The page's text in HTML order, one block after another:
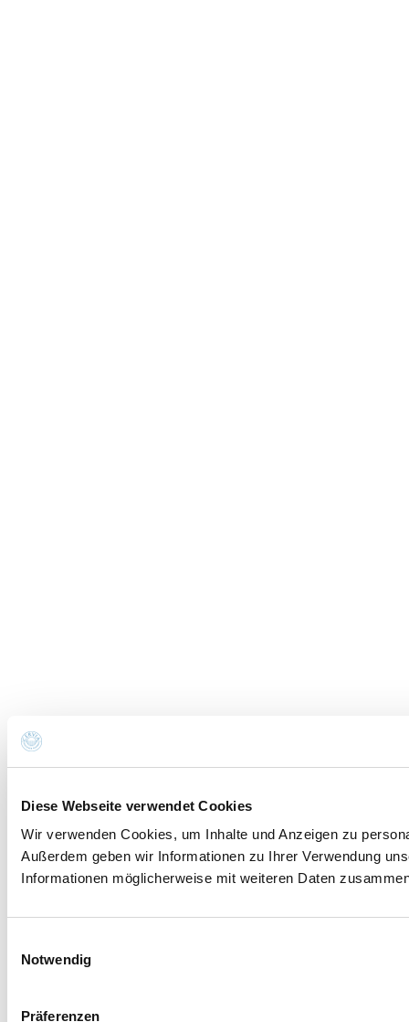
Diese Webseite verwendet Cookies
Wir verwenden Cookies, um Inhalte und Anzeigen zu
Außerdem geben wir Informationen zu Ihrer Verwendung
Informationen möglicherweise mit weiteren Daten
Notwendig
Präferenzen